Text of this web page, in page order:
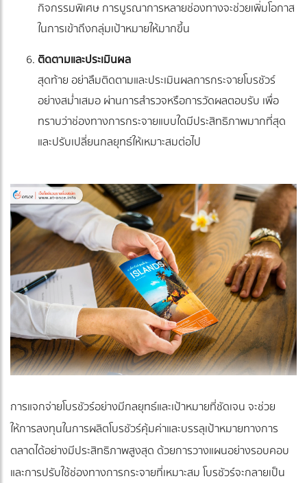
กิจกรรมพิเศษ การบูรณาการหลายช่องทางจะช่วยเพิ่มโอกาส
ในการเข้าถึงกลุ่มเป้าหมายให้มากขึ้น
ติดตามและประเมินผล
สุดท้าย อย่าลืมติดตามและประเมินผลการกระจายโบรชัวร์
อย่างสม่ำเสมอ ผ่านการสำรวจหรือการวัดผลตอบรับ เพื่อ
ทราบว่าช่องทางการกระจายแบบใดมีประสิทธิภาพมากที่สุด
และปรับเปลี่ยนกลยุทธ์ให้เหมาะสมต่อไป
การแจกจ่ายโบรชัวร์อย่างมีกลยุทธ์และเป้าหมายที่ชัดเจน จะช่วย
ให้การลงทุนในการผลิตโบรชัวร์คุ้มค่าและบรรลุเป้าหมายทางการ
ตลาดได้อย่างมีประสิทธิภาพสูงสุด ด้วยการวางแผนอย่างรอบคอบ
และการปรับใช้ช่องทางการกระจายที่เหมาะสม โบรชัวร์จะกลายเป็น